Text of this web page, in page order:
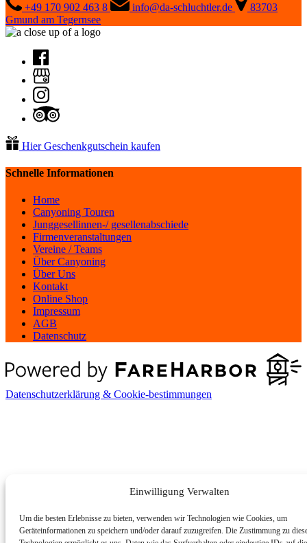
Einwilligung Verwalten
Um die besten Erlebnisse zu bieten, verwenden wir Technologien wie Cookies, um
Geräteinformationen zu speichern und/oder darauf zuzugreifen. Die Zustimmung zu
+49 170 902 463 8 info@da-schluchtler.de
83703
Gmund am Tegernsee
Hier Geschenkgutschein kaufen
Schnelle Informationen
Home
Canyoning Touren
Junggesellinnen-/ gesellenabschiede
Firmenveranstaltungen
Vereine / Teams
Über Canyoning
Über Uns
Kontakt
Online Shop
Impressum
AGB
Datenschutz
Datenschutzerklärung & Cookie-bestimmungen